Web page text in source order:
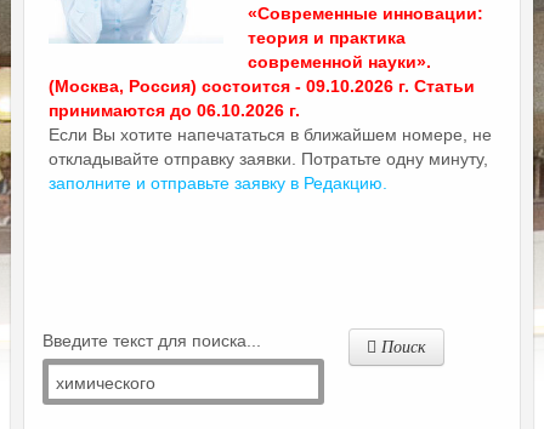
«Современные инновации:
теория и практика
современной науки».
(Москва, Россия) состоится - 09.10.2026 г. Статьи
принимаются до 06.10.2026 г.
Если Вы хотите напечататься в ближайшем номере, не
откладывайте отправку заявки. Потратьте одну минуту,
заполните и отправьте заявку в Редакцию.
Введите текст для поиска... Поиск